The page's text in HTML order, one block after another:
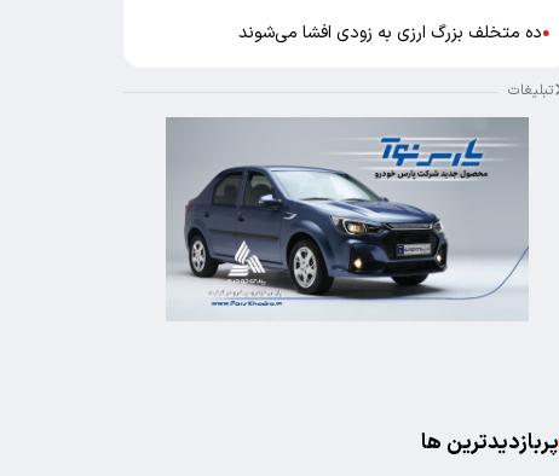
●ده متخلف بزرگ ارزی به زودی افشا می‌شوند
تبلیغات
پربازدیدترین ها